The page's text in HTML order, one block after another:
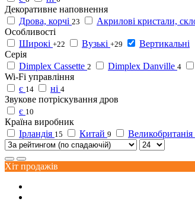
Декоративне наповнення
Дрова, корчі 23 Акрилові кристали,
Особливості
Широкі +22 Вузькі +29
Вертикальні
Серія
Dimplex Cassette 2 Dimplex Danville 4
Wi-Fi управління
є 14 ні 4
Звукове потріскування дров
є 10
Країна виробник
Ірландія 15 Китай 9 Великобританія
Хіт продажів